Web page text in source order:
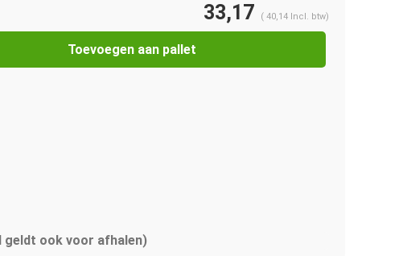
33,17 ( 40,14 Incl. btw)
Toevoegen aan pallet
geldt ook voor afhalen)